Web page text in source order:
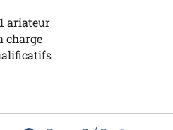
ariateur
charge